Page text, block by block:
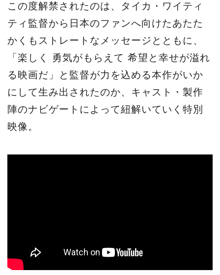
この度解禁されたのは、タイカ・ワイティ
ティ監督から日本のファンへ向けたあたた
かくもストレートなメッセージとともに、
「楽しく 勇気がもらえて 希望と幸せが溢れ
る映画だ」と監督が力を込める本作がいか
にして生み出されたのか、キャスト・製作
陣のナビゲートによって紐解いていく特別
映像。